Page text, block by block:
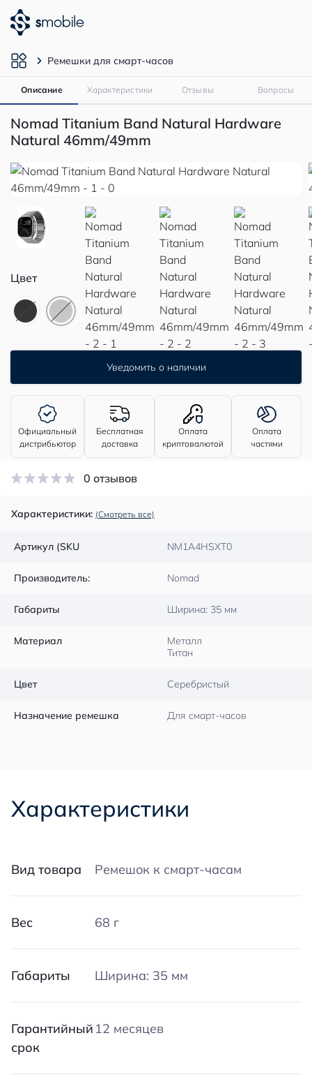
Ремешки для смарт-часов
Описание Характеристики Отзывы Вопросы
Nomad Titanium Band Natural Hardware
Natural 46mm/49mm
Цвет
Уведомить о наличии
Официальный
дистрибьютор
Бесплатная
доставка
Оплата
криптовалютой
Оплата
частями
0 отзывов
Характеристики: (Смотреть все)
Артикул (SKU NM1A4HSXT0
Производитель: Nomad
Габариты Ширина: 35 мм
Материал
Металл
Титан
Цвет Серебристый
Назначение ремешка Для смарт-часов
Характеристики
Вид товара Ремешок к смарт-часам
Вес 68 г
Габариты Ширина: 35 мм
Гарантийный
срок
12 месяцев